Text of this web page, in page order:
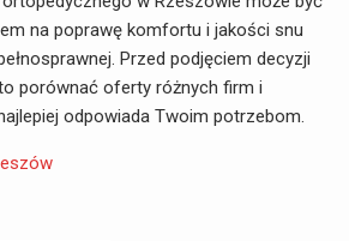
na poprawę komfortu i jakości snu
Przed podjęciem decyzji
porównać oferty różnych firm i
odpowiada Twoim potrzebom.